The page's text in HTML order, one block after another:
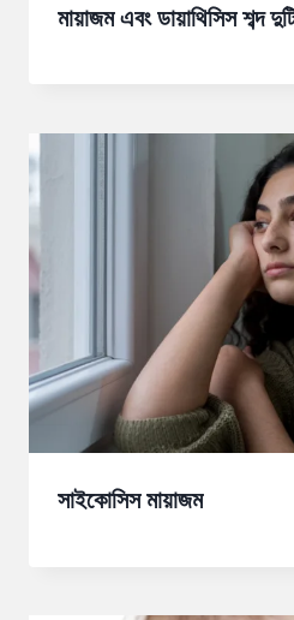
মায়াজম এবং ডায়াথিসিস শব্দ
সাইকোসিস মায়াজম